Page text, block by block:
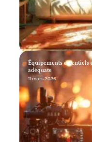
Équipements
adéquate
11 mars 2026